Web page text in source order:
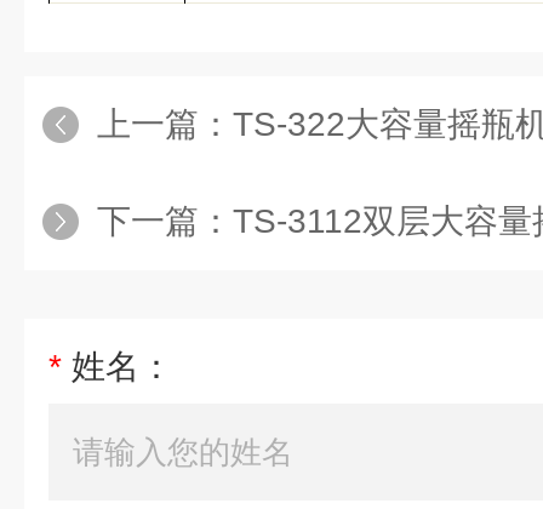
上一篇： TS-322大容量摇瓶
下一篇： TS-3112双层大容量
* 姓名：